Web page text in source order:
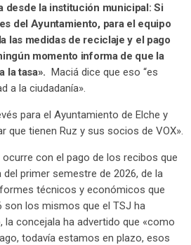
desde la institución municipal: Si
del Ayuntamiento, para el equipo
las medidas de reciclaje y el pago
momento informa de que la
la tasa». Maciá dice que eso “es
a la ciudadanía».
para el Ayuntamiento de Elche y
que tienen Ruz y sus socios de VOX».
ocurre con el pago de los recibos que
primer semestre de 2026, de la
técnicos y económicos que
son los mismos que el TSJ ha
la concejala ha advertido que «como
todavía estamos en plazo, esos